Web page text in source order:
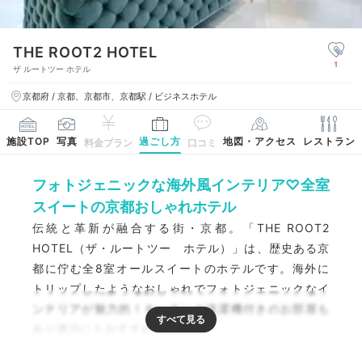
THE ROOT2 HOTEL
ザ ルートツー ホテル
京都府 / 京都、京都市、京都駅 / ビジネスホテル
1
施設TOP 写真 料金プラン 過ごし方 口コミ 地図・アクセス レストラン
フォトジェニックな海外風インテリア♡全室
スイートの京都おしゃれホテル
伝統と革新が融合する街・京都。「THE ROOT2
HOTEL（ザ・ルートツー ホテル）」は、歴史ある京
都に佇む全8室オールスイートのホテルです。海外に
トリップしたようなおしゃれでフォトジェニックなイ
ンテリアが魅力的！キッチンや洗濯機付きのお部屋も
あり連泊にもおすすめです。